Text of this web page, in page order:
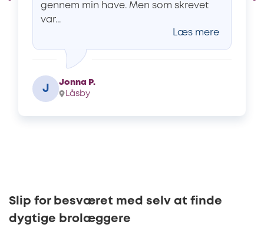
gennem min have. Men som skrevet
var...
Læs mere
J
Jonna P.
Låsby
Slip for besværet med selv at finde
dygtige brolæggere